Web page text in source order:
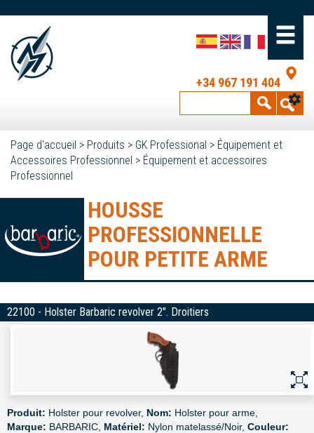
+34 967 191 404
Page d'accueil > Produits > GK Professional > Équipement et
Accessoires Professionnel > Équipement et accessoires
Professionnel
HOUSSE
PROFESSIONNELLE
POUR PETITE ARME
22100 - Holster Barbaric revolver 2". Droitiers
Produit: Holster pour revolver, Nom: Holster pour arme,
Marque: BARBARIC, Matériel: Nylon matelassé/Noir, Couleur: